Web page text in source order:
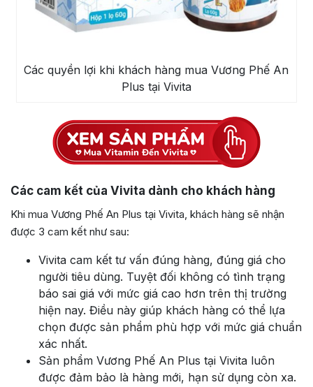
Các quyền lợi khi khách hàng mua Vương Phế An
Plus tại Vivita
Các cam kết của Vivita dành cho khách hàng
Khi mua Vương Phế An Plus tại Vivita, khách hàng sẽ nhận
được 3 cam kết như sau:
Vivita cam kết tư vấn đúng hàng, đúng giá cho
người tiêu dùng. Tuyệt đối không có tình trạng
báo sai giá với mức giá cao hơn trên thị trường
hiện nay. Điều này giúp khách hàng có thể lựa
chọn được sản phẩm phù hợp với mức giá chuẩn
xác nhất.
Sản phẩm Vương Phế An Plus tại Vivita luôn
được đảm bảo là hàng mới, hạn sử dụng còn xa.